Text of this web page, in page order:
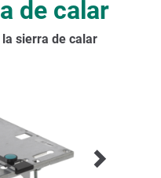
de calar
sierra de calar